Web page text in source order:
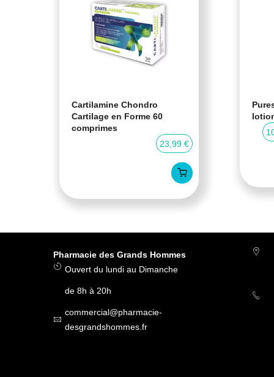
Cartilamine Chondro
Cartilage en Forme 60
comprimes
23,99 €
Pharmacie des Grands Hommes
Ouvert du lundi au Dimanche
de 8h à 20h
commercial@pharmacie-
desgrandshommes.fr